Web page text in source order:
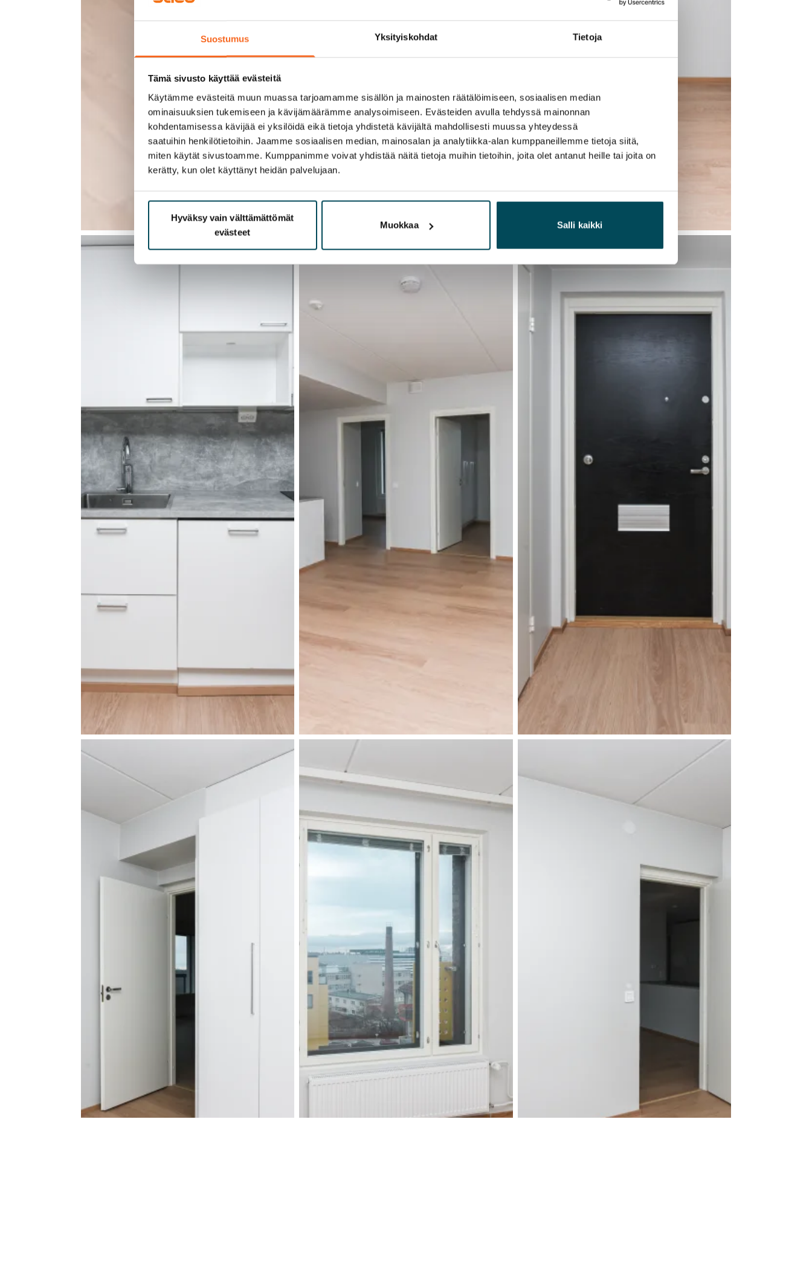
Suostumus Yksityiskohdat Tietoja
Tämä sivusto käyttää evästeitä
Käytämme evästeitä muun muassa tarjoamamme sisällön ja mainosten räätälöimiseen, sosiaalisen median
ominaisuuksien tukemiseen ja kävijämäärämme analysoimiseen. Evästeiden avulla tehdyssä mainonnan
kohdentamisessa kävijää ei yksilöidä eikä tietoja yhdistetä kävijältä mahdollisesti muussa yhteydessä
saatuihin henkilötietoihin. Jaamme sosiaalisen median, mainosalan ja analytiikka-alan kumppaneillemme tietoja siitä,
miten käytät sivustoamme. Kumppanimme voivat yhdistää näitä tietoja muihin tietoihin, joita olet antanut heille tai joita on
kerätty, kun olet käyttänyt heidän palvelujaan.
Hyväksy vain välttämättömät
evästeet
Muokkaa Salli kaikki